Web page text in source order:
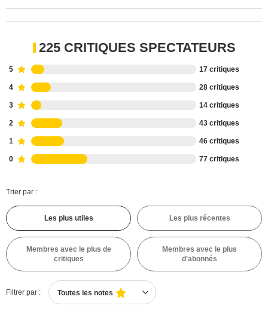
225 CRITIQUES SPECTATEURS
5 17 critiques
4 28 critiques
3 14 critiques
2 43 critiques
1 46 critiques
0 77 critiques
Trier par :
Les plus utiles Les plus récentes
Membres avec le plus de
critiques
Membres avec le plus
d'abonnés
Filtrer par : Toutes les notes